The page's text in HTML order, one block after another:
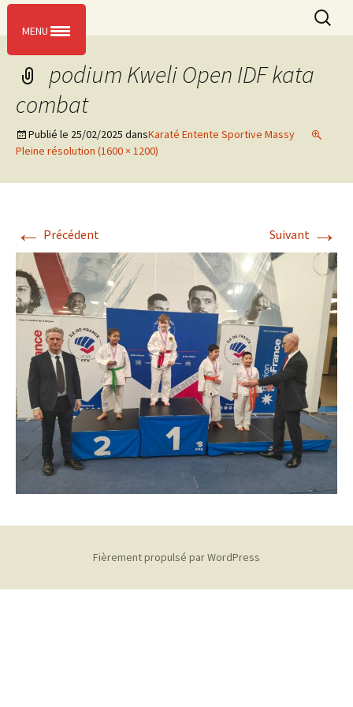
L’entente sportive de Massy
Aller
au
podium Kweli Open IDF kata
combat
Publié le 25/02/2025 dansKaraté Entente Sportive Massy
Pleine résolution (1600 × 1200)
← Précédent Suivant →
Fièrement propulsé par WordPress
MENU